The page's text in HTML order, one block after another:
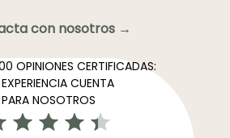
con nosotros →
OPINIONES CERTIFICADAS:
CUENTA
PARA NOSOTROS